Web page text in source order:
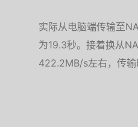
实际从电脑端传输至
为19.3秒。接着换从
422.2MB/s左右，传输